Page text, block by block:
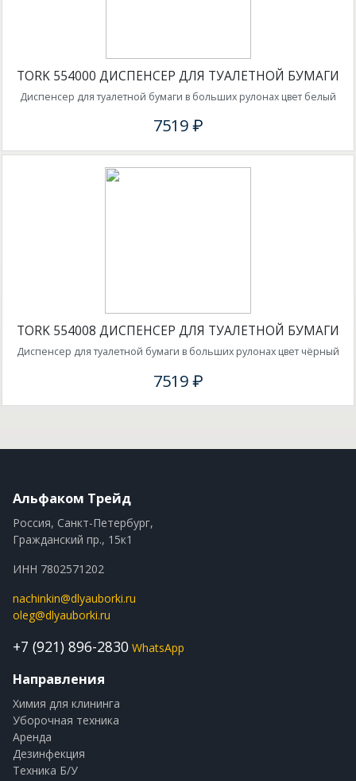
TORK 554000 ДИСПЕНСЕР ДЛЯ ТУАЛЕТНОЙ БУМАГИ
Диспенсер для туалетной бумаги в больших рулонах цвет белый
7519 ₽
TORK 554008 ДИСПЕНСЕР ДЛЯ ТУАЛЕТНОЙ БУМАГИ
Диспенсер для туалетной бумаги в больших рулонах цвет чёрный
7519 ₽
Альфаком Трейд
Россия, Санкт-Петербург,
Гражданский пр., 15к1
ИНН 7802571202
nachinkin@dlyauborki.ru
oleg@dlyauborki.ru
+7 (921) 896-2830 WhatsApp
Направления
Химия для клининга
Уборочная техника
Аренда
Дезинфекция
Техника Б/У